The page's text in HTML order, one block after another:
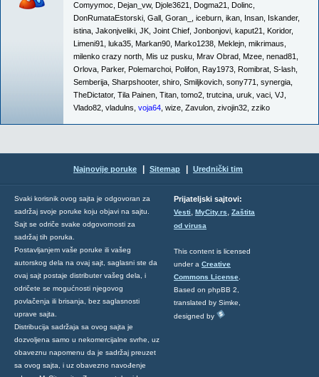
Comyymoc Dejan_vw, Djole3621 Dogma21 Dolinc
DonRumataEstorski Gall Goran_ iceburn ikan Insan Iskander,
istina Jakonjveliki JK Joint Chief Jonbonjovi kaput21 Koridor,
Limeni91
luka35 Markan90 Marko1238 Meklejn mikrimaus
milenko crazy north Mis uz pusku Mrav Obrad Mzee nenad81
Orlova Parker, Polemarchoi Polifon Ray1973 Romibrat S-lash
Semberija Sharpshooter, shiro Smiljkovich sony771 synergia
TheDictator, Tila Painen Titan tomo2 trutcina uruk vaci VJ
Vlado82 vladulns voja64 wize Zavulon zivojin32 zziko
Najnovije poruke Sitemap Urednički tim
Svaki korisnik ovog sajta je odgovoran za
sadržaj svoje poruke koju objavi na sajtu.
Sajt se odriče svake odgovornosti za
sadržaj tih poruka.
Postavljanjem vaše poruke ili vašeg
autorskog dela na ovaj sajt, saglasni ste da
ovaj sajt postaje distributer vašeg dela, i
odričete se mogućnosti njegovog
povlačenja ili brisanja, bez saglasnosti
uprave sajta.
Distribucija sadržaja sa ovog sajta je
dozvoljena samo u nekomercijalne svrhe, uz
obaveznu napomenu da je sadržaj preuzet
sa ovog sajta, i uz obavezno navođenje
Prijateljski sajtovi:
Vesti, MyCity.rs, Zaštita
od virusa
This content is licensed
under a Creative
Commons License
Based on phpBB 2,
translated by Simke,
designed by